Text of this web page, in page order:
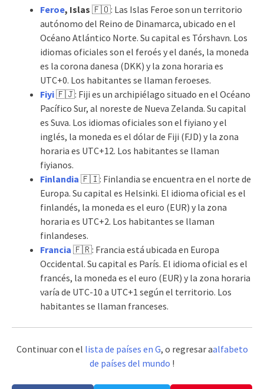
Feroe, Islas 🇫🇴: Las Islas Feroe son un territorio
autónomo del Reino de Dinamarca, ubicado en el
Océano Atlántico Norte. Su capital es Tórshavn. Los
idiomas oficiales son el feroés y el danés, la moneda
es la corona danesa (DKK) y la zona horaria es
UTC+0. Los habitantes se llaman feroeses.
Fiyi🇫🇯: Fiji es un archipiélago situado en el Océano
Pacífico Sur, al noreste de Nueva Zelanda. Su capital
es Suva. Los idiomas oficiales son el fiyiano y el
inglés, la moneda es el dólar de Fiji (FJD) y la zona
horaria es UTC+12. Los habitantes se llaman
fiyianos.
Finlandia 🇫🇮: Finlandia se encuentra en el norte de
Europa. Su capital es Helsinki. El idioma oficial es el
finlandés, la moneda es el euro (EUR) y la zona
horaria es UTC+2. Los habitantes se llaman
finlandeses.
Francia 🇫🇷: Francia está ubicada en Europa
Occidental. Su capital es París. El idioma oficial es el
francés, la moneda es el euro (EUR) y la zona horaria
varía de UTC-10 a UTC+1 según el territorio. Los
habitantes se llaman franceses.
Continuar con el lista de países en G, o regresar aalfabeto
de países del mundo !